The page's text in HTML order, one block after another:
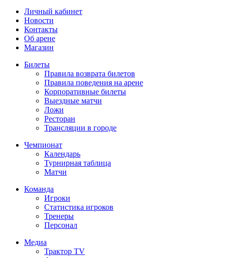
Личный кабинет
Новости
Контакты
Об арене
Магазин
Билеты
Правила возврата билетов
Правила поведения на арене
Корпоративные билеты
Выездные матчи
Ложи
Ресторан
Трансляции в городе
Чемпионат
Календарь
Турнирная таблица
Матчи
Команда
Игроки
Статистика игроков
Тренеры
Персонал
Медиа
Трактор TV